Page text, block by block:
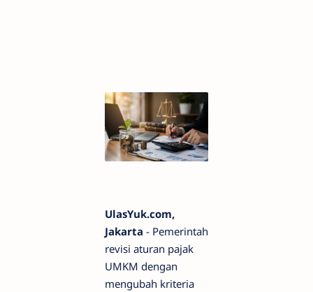
UlasYuk.com,
Jakarta - Pemerintah
revisi aturan pajak
UMKM dengan
mengubah kriteria